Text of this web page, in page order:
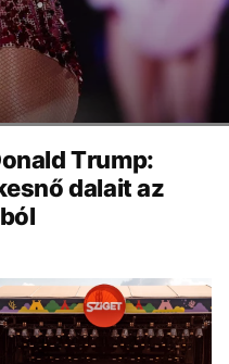
Trump:
dalait az